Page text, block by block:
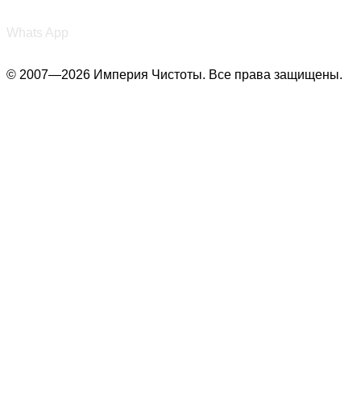
Whats App
© 2007—2026 Империя Чистоты. Все права защищены.